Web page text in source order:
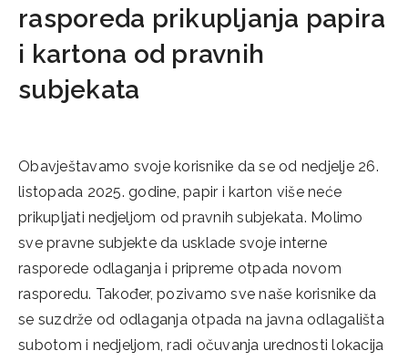
rasporeda prikupljanja papira
i kartona od pravnih
subjekata
Obavještavamo svoje korisnike da se od nedjelje 26.
listopada 2025. godine, papir i karton više neće
prikupljati nedjeljom od pravnih subjekata. Molimo
sve pravne subjekte da usklade svoje interne
rasporede odlaganja i pripreme otpada novom
rasporedu. Također, pozivamo sve naše korisnike da
se suzdrže od odlaganja otpada na javna odlagališta
subotom i nedjeljom, radi očuvanja urednosti lokacija